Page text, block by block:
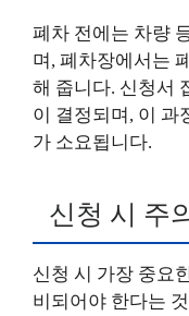
폐차 전에는 차량
며, 폐차장에서는
해 줍니다. 신청서
이 결정되며, 이 과
가 소요됩니다.
신청 시 주
신청 시 가장 중요
비되어야 한다는